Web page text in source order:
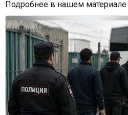
Подробнее в нашем материале